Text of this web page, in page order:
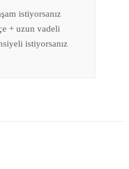
istiyorsanız
+ uzun vadeli
istiyorsanız